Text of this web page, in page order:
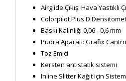
Airglide Çıkış: Hava Yastıklı
Colorpilot Plus D
Baskı Kalınlığı 0,06 - 0,6 mm
Pudra Aparatı: Grafix
Toz Emici
Kersten antistatik sistemi
Inline Slitter Kağıt için